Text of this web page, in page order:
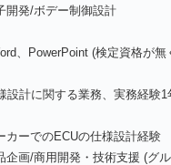
発/ボデー制御設計
、PowerPoint (検定資格が無
設計に関する業務、実務経験1
カーでのECUの仕様設計経験
画/商用開発・技術支援 (グ